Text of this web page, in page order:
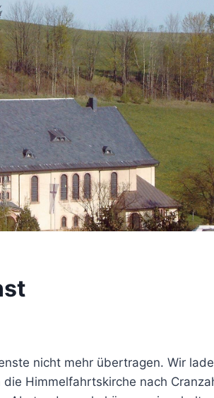
nicht mehr übertragen. Wir
Himmelfahrtskirche nach